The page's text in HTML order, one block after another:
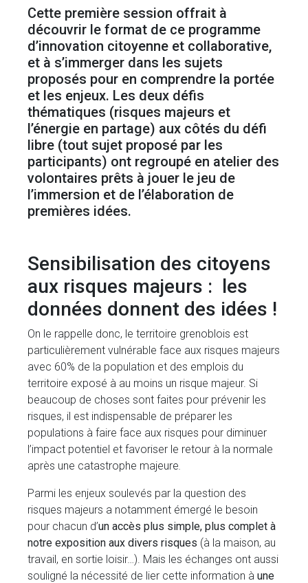
Cette première session offrait à
découvrir le format de ce programme
d’innovation citoyenne et collaborative,
et à s’immerger dans les sujets
proposés pour en comprendre la portée
et les enjeux. Les deux défis
thématiques (risques majeurs et
l’énergie en partage) aux côtés du défi
libre (tout sujet proposé par les
participants) ont regroupé en atelier des
volontaires prêts à jouer le jeu de
l’immersion et de l’élaboration de
premières idées.
Sensibilisation des citoyens
aux risques majeurs : les
données donnent des idées !
On le rappelle donc, le territoire grenoblois est
particulièrement vulnérable face aux risques majeurs
avec 60% de la population et des emplois du
territoire exposé à au moins un risque majeur. Si
beaucoup de choses sont faites pour prévenir les
risques, il est indispensable de préparer les
populations à faire face aux risques pour diminuer
l’impact potentiel et favoriser le retour à la normale
après une catastrophe majeure
Parmi les enjeux soulevés par la question des
risques majeurs a notamment émergé le besoin
pour chacun d’un accès plus simple, plus complet à
notre exposition aux divers risques (à la maison, au
travail, en sortie loisir…). Mais les échanges ont aussi
souligné la nécessité de lier cette information à une